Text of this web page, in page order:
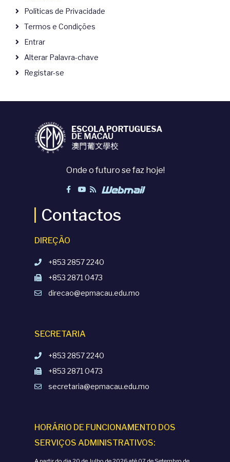
Políticas de Privacidade
Termos e Condições
Entrar
Alterar Palavra-chave
Registar-se
Onde o futuro se faz hoje!
Contactos
DIREÇÃO
+853 2857 2240
+853 2871 0473
direcao@epmacau.edu.mo
SECRETARIA
+853 2857 2240
+853 2871 0473
secretaria@epmacau.edu.mo
HORÁRIO DE FUNCIONAMENTO DOS
SERVIÇOS ADMINISTRATIVOS: